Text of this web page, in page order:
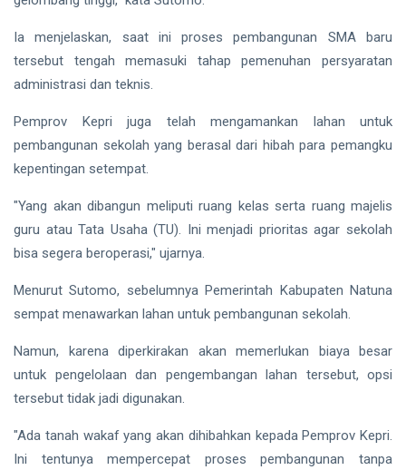
KPK
Ia menjelaskan, saat ini proses pembangunan SMA baru
tersebut tengah memasuki tahap pemenuhan persyaratan
administrasi dan teknis.
Pemprov Kepri juga telah mengamankan lahan untuk
pembangunan sekolah yang berasal dari hibah para pemangku
kepentingan setempat.
"Yang akan dibangun meliputi ruang kelas serta ruang majelis
guru atau Tata Usaha (TU). Ini menjadi prioritas agar sekolah
bisa segera beroperasi," ujarnya.
Menurut Sutomo, sebelumnya Pemerintah Kabupaten Natuna
sempat menawarkan lahan untuk pembangunan sekolah.
Namun, karena diperkirakan akan memerlukan biaya besar
untuk pengelolaan dan pengembangan lahan tersebut, opsi
tersebut tidak jadi digunakan.
"Ada tanah wakaf yang akan dihibahkan kepada Pemprov Kepri.
Ini tentunya mempercepat proses pembangunan tanpa